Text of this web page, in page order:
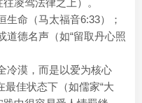
凌驾法律之上）。
生命（马太福音6:33）；
道德名声（如“留取丹心照
冷漠，而是以爱为核心
最佳状态下（如儒家“大